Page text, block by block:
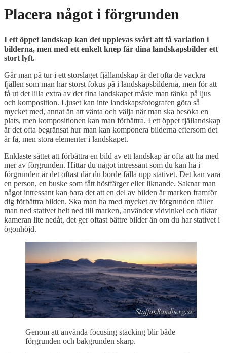
Placera något i förgrunden
I ett öppet landskap kan det upplevas svårt att få variation i
bilderna, men med ett enkelt knep får dina landskapsbilder ett
stort lyft.
Går man på tur i ett storslaget fjällandskap är det ofta de vackra
fjällen som man har störst fokus på i landskapsbilderna, men för att
få ut det lilla extra av det fina landskapet måste man tänka på ljus
och komposition. Ljuset kan inte landskapsfotografen göra så
mycket med, annat än att vänta och välja när man ska besöka en
plats, men kompositionen kan man förbättra. I ett öppet fjällandskap
är det ofta begränsat hur man kan komponera bilderna eftersom det
är få, men stora elementer i landskapet.
Enklaste sättet att förbättra en bild av ett landskap är ofta att ha med
mer av förgrunden. Hittar du något intressant som du kan ha i
förgrunden är det oftast där du borde fälla upp stativet. Det kan vara
en person, en buske som fått höstfärger eller liknande. Saknar man
något intressant kan bara det att en del av bilden är marken framför
dig förbättra bilden. Ska man ha med mycket av förgrunden fäller
man ned stativet helt ned till marken, använder vidvinkel och riktar
kameran lite nedåt, det ger oftast bättre bilder än om du har stativet i
ögonhöjd.
Genom att använda focusing stacking blir både
förgrunden och bakgrunden skarp.